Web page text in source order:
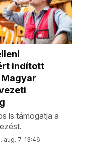
indított
is támogatja a
aug. 7. 13:46